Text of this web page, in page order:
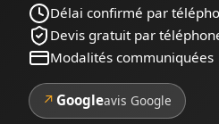
Délai confirmé par
Devis gratuit par
Modalités communiquées
↗ Googleavis Google